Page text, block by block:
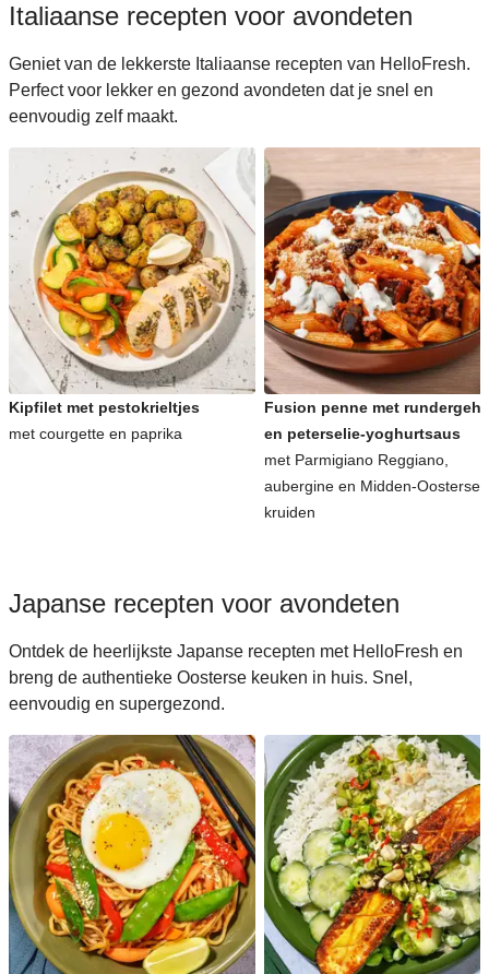
Italiaanse recepten voor avondeten
Geniet van de lekkerste Italiaanse recepten van HelloFresh.
Perfect voor lekker en gezond avondeten dat je snel en
eenvoudig zelf maakt.
Kipfilet met pestokrieltjes
met courgette en paprika
Fusion penne met
en peterselie-yoghurtsaus
met Parmigiano Reggiano,
aubergine en Midden-Oosterse
kruiden
Japanse recepten voor avondeten
Ontdek de heerlijkste Japanse recepten met HelloFresh en
breng de authentieke Oosterse keuken in huis. Snel,
eenvoudig en supergezond.